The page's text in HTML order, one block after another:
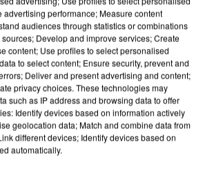
advertising performance; Measure content
audiences through statistics or combinations
Develop and improve services; Create
content; Use profiles to select personalised
to select content; Ensure security, prevent and
Deliver and present advertising and content;
privacy choices. These technologies may
such as IP address and browsing data to offer
Identify devices based on information actively
geolocation data; Match and combine data from
different devices; Identify devices based on
automatically.